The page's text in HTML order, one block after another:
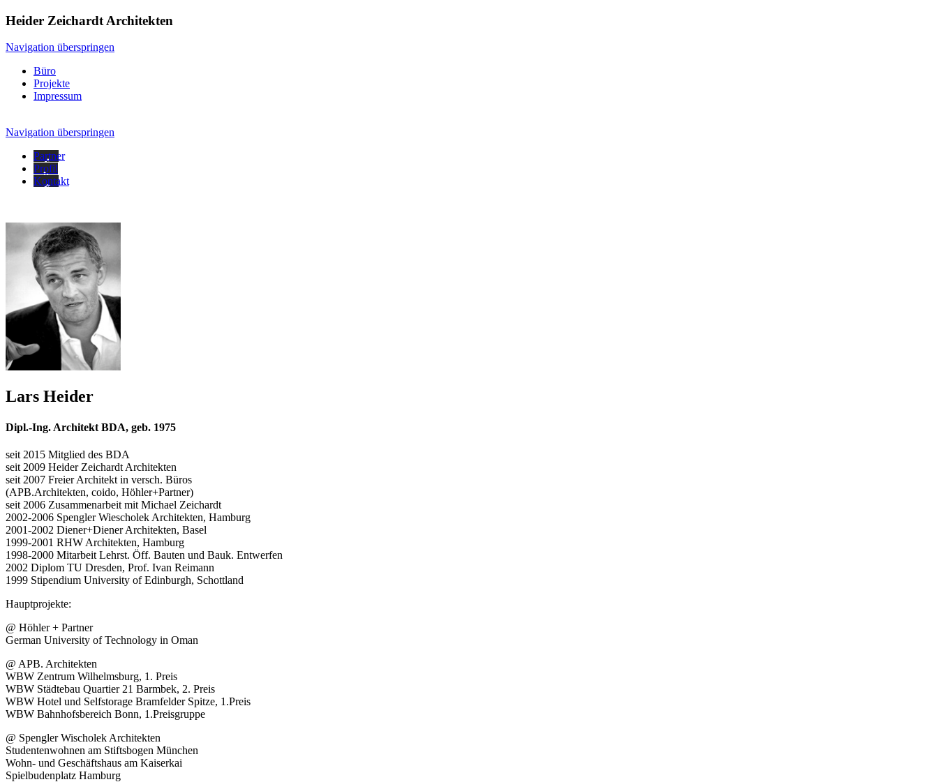
Heider Zeichardt Architekten
Navigation überspringen
Büro
Projekte
Impressum
Navigation überspringen
Partner
Profil
Kontakt
Lars Heider
Dipl.-Ing. Architekt BDA, geb. 1975
seit 2015 Mitglied des BDA
seit 2009 Heider Zeichardt Architekten
seit 2007 Freier Architekt in versch. Büros
(APB.Architekten, coido, Höhler+Partner)
seit 2006 Zusammenarbeit mit Michael Zeichardt
2002-2006 Spengler Wiescholek Architekten, Hamburg
2001-2002 Diener+Diener Architekten, Basel
1999-2001 RHW Architekten, Hamburg
1998-2000 Mitarbeit Lehrst. Öff. Bauten und Bauk. Entwerfen
2002 Diplom TU Dresden, Prof. Ivan Reimann
1999 Stipendium University of Edinburgh, Schottland
Hauptprojekte:
@ Höhler + Partner
German University of Technology in Oman
@ APB. Architekten
WBW Zentrum Wilhelmsburg, 1. Preis
WBW Städtebau Quartier 21 Barmbek, 2. Preis
WBW Hotel und Selfstorage Bramfelder Spitze, 1.Preis
WBW Bahnhofsbereich Bonn, 1.Preisgruppe
@ Spengler Wischolek Architekten
Studentenwohnen am Stiftsbogen München
Wohn- und Geschäftshaus am Kaiserkai
Spielbudenplatz Hamburg